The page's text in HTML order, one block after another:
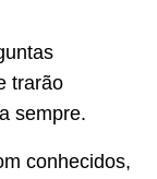
trarão
sempre.
conhecidos,